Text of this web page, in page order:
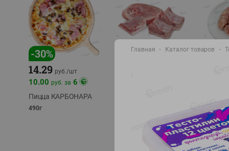
-30%
14.29 руб./шт
10.00 руб. за 6
Пицца КАРБОНАРА
490г
фасовка: 1-2кг
-17%
охлажд
Главная Каталог товаров